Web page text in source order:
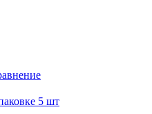
5 шт